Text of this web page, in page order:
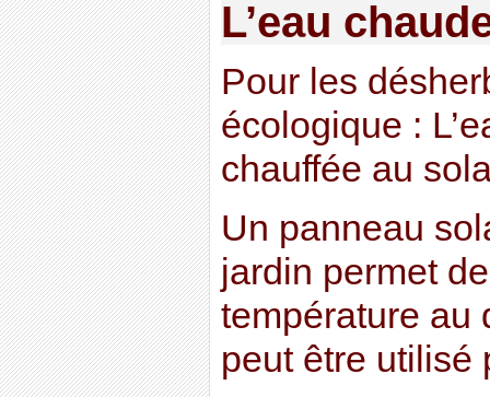
L’eau
Pour les
écologique :
chauffée au
Un panneau
jardin permet
température au
peut être utilisé